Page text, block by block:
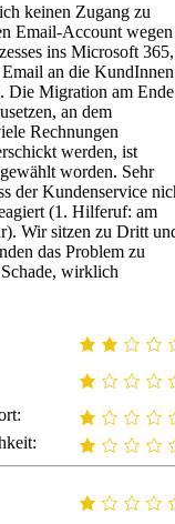
keinen Zugang zu
Email-Account wegen
ins Microsoft 365,
an die KundInnen
Die Migration am Ende
an dem
Rechnungen
werden, ist
worden. Sehr
der Kundenservice
(1. Hilferuf: am
Wir sitzen zu Dritt
das Problem zu
wirklich